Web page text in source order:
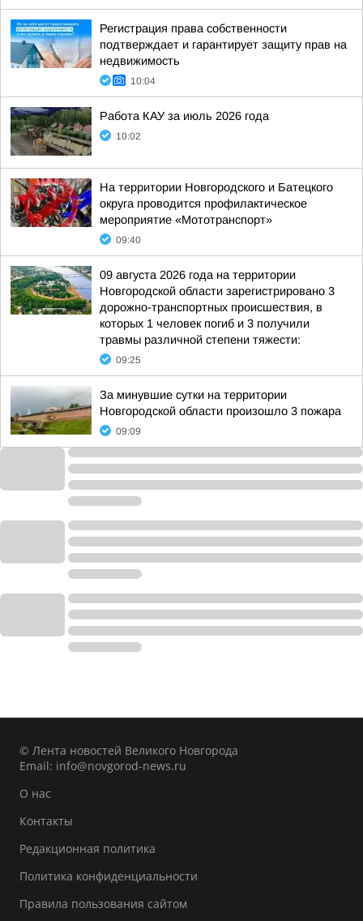
Регистрация права собственности
подтверждает и гарантирует защиту прав на
недвижимость
10:04
Работа КАУ за июль 2026 года
10:02
На территории Новгородского и Батецкого
округа проводится профилактическое
мероприятие «Мототранспорт»
09:40
09 августа 2026 года на территории
Новгородской области зарегистрировано 3
дорожно-транспортных происшествия, в
которых 1 человек погиб и 3 получили
травмы различной степени тяжести:
09:25
За минувшие сутки на территории
Новгородской области произошло 3 пожара
09:09
© Лента новостей Великого Новгорода
Email: info@novgorod-news.ru
О нас
Контакты
Редакционная политика
Политика конфиденциальности
Правила пользования сайтом